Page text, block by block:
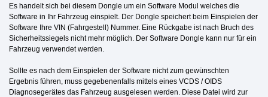
Es handelt sich bei diesem Dongle um ein Software Modul welches die
Software in Ihr Fahrzeug einspielt. Der Dongle speichert beim Einspielen der
Software Ihre VIN (Fahrgestell) Nummer. Eine Rückgabe ist nach Bruch des
Sicherheitssiegels nicht mehr möglich. Der Software Dongle kann nur für ein
Fahrzeug verwendet werden.
Sollte es nach dem Einspielen der Software nicht zum gewünschten
Ergebnis führen, muss gegebenenfalls mittels eines VCDS / OIDS
Diagnosegerätes das Fahrzeug ausgelesen werden. Diese Datei wird zur